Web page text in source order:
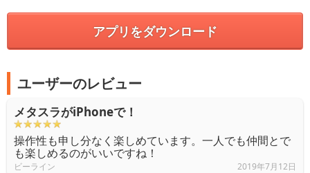
アプリをダウンロード
ユーザーのレビュー
メタスラがiPhoneで！
操作性も申し分なく楽しめています。一人でも仲間とで
も楽しめるのがいいですね！
ビーライン 2019年7月12日